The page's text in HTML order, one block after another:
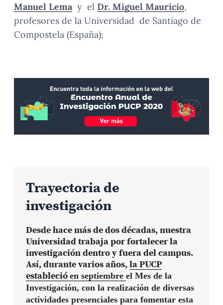
Manuel Lemay el Dr. Miguel Mauricio,
profesores de la Universidad de Santiago de
Compostela (España);
Trayectoria de
investigación
Desde hace más de dos décadas, nuestra
Universidad trabaja por fortalecer la
investigación dentro y fuera del campus.
Así, durante varios años,la PUCP
estableció en septiembre el Mes de la
Investigación, con la realización de diversas
actividades presenciales para fomentar esta